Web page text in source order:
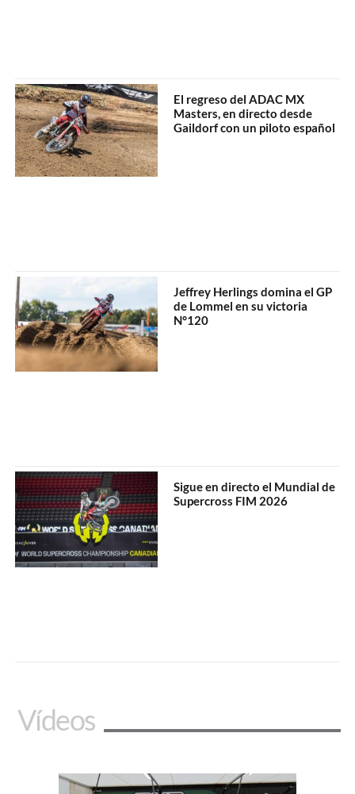
El regreso del ADAC MX
Masters, en directo desde
Gaildorf con un piloto español
Jeffrey Herlings domina el GP
de Lommel en su victoria
N°120
Sigue en directo el Mundial de
Supercross FIM 2026
Vídeos